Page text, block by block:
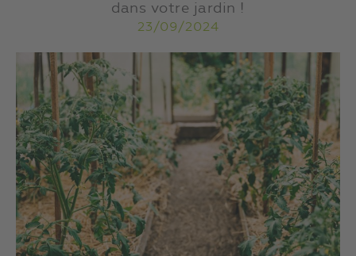
dans votre jardin !
23/09/2024